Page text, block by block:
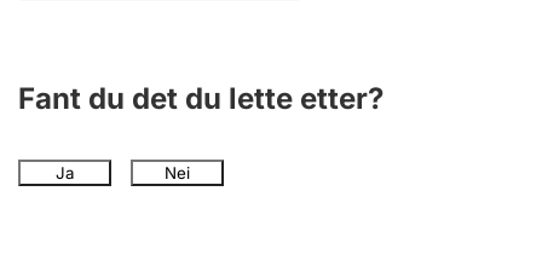
Fant du det du lette etter?
Ja Nei